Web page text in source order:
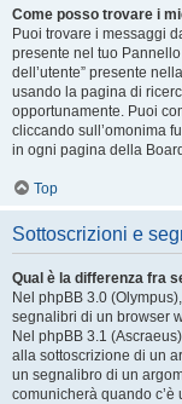
Come posso trovare i
Puoi trovare i messaggi
presente nel tuo
dell’utente” presente
usando la pagina di
opportunamente. Puoi
cliccando sull’omonima
in ogni pagina della
Top
Sottoscrizioni e
Qual è la differenza fra
Nel phpBB 3.0
segnalibri di un browser
Nel phpBB 3.1
alla sottoscrizione di un
un segnalibro di un
comunicherà quando